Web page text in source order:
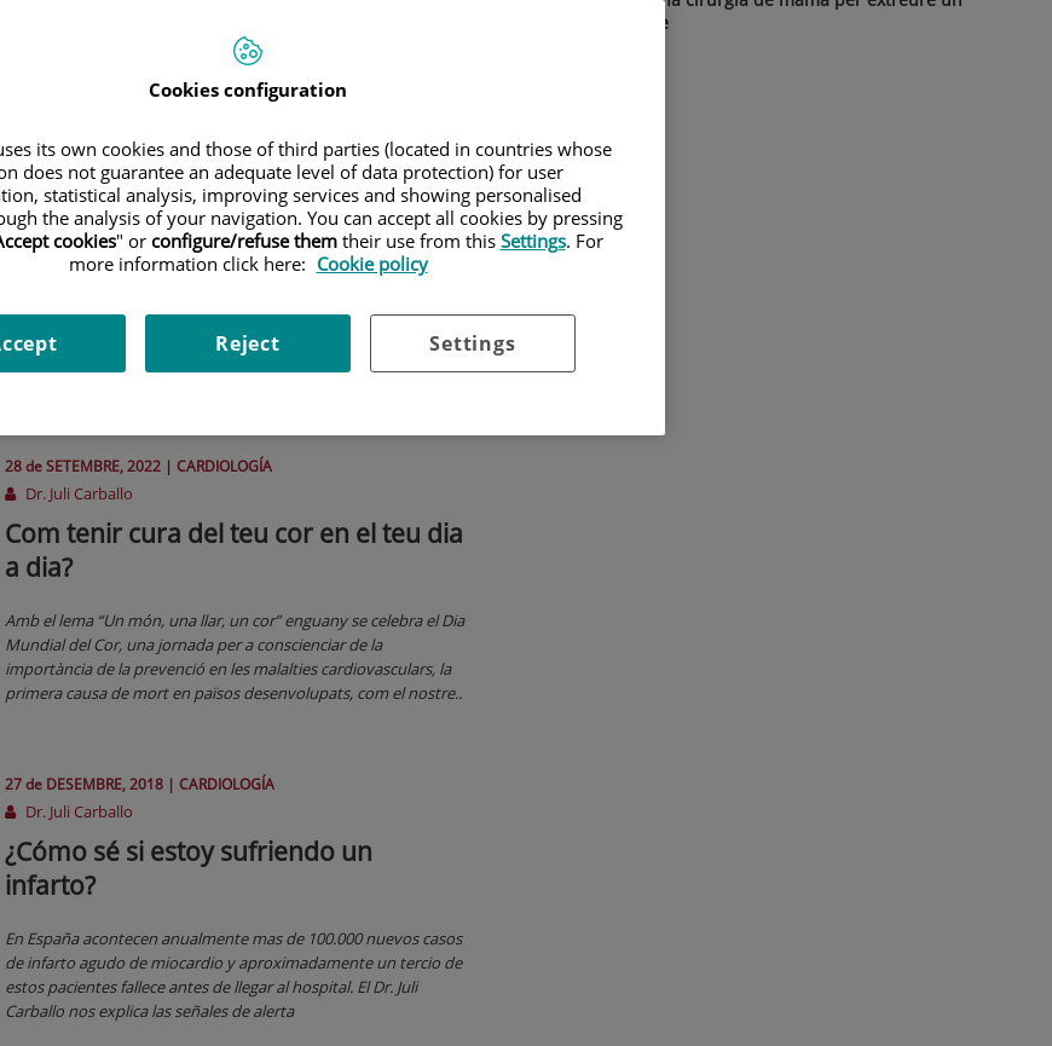
durant aquesta condició natural.
17 deJULIOL, 2024 |CARDIOLOGÍA
Dra. Antonela Costa Varsi
Com protegir el teu cor a l'estiu?
Quatre vies per a aconseguir-ho
de salut cardiovascular. Avui t'explico 4 vies per a cuidar de la
teva salut cardiovascular aquest estiu.
28 deSETEMBRE, 2022 | CARDIOLOGÍA
Dr. Juli Carballo
Com tenir cura del teu cor en el teu dia
a dia?
Amb el lema “Un món, una llar, un cor” enguany se celebra el Dia
Mundial del Cor, una jornada per a conscienciar de la
importància de la prevenció en les malalties cardiovasculars, la
primera causa de mort en països desenvolupats, com el nostre..
27 de DESEMBRE, 2018 | CARDIOLOGÍA
Dr. Juli Carballo
¿Cómo sé si estoy sufriendo un
infarto?
En España acontecen anualmente mas de 100.000 nuevos casos
de infarto agudo de miocardio y aproximadamente un tercio de
estos pacientes fallece antes de llegar al hospital. El Dr. Juli
Carballo nos explica las señales de alerta
nòdul no palpable
Cookies configuration
its own cookies and those of third parties (located in countries whose
does not guarantee an adequate level of data protection) for user
statistical analysis, improving services and showing personalised
the analysis of your navigation. You can accept all cookies by pressing
cookies" or configure/refuse themtheir use from this Settings. For
more information click here: Cookie policy
Settings
Reject